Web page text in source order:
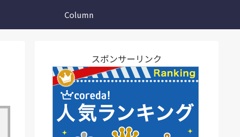
Column
スポンサーリンク